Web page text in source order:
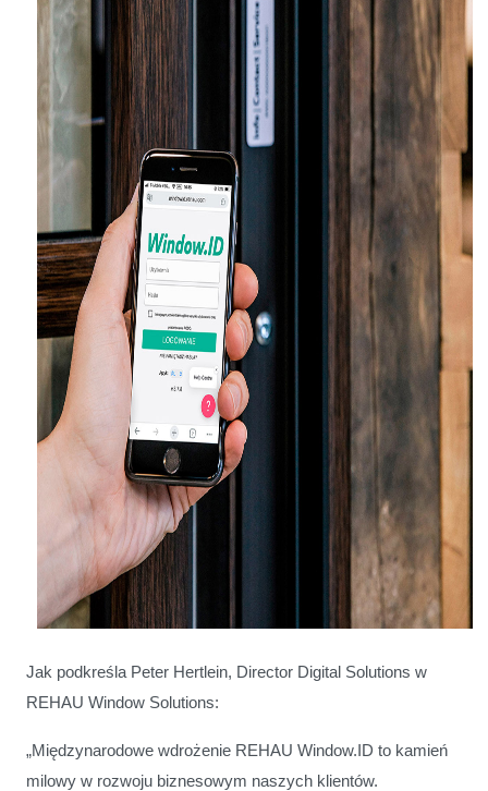
Jak podkreśla Peter Hertlein, Director Digital Solutions w
REHAU Window Solutions:
„Międzynarodowe wdrożenie REHAU Window.ID to kamień
milowy w rozwoju biznesowym naszych klientów.